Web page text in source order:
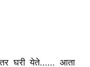
घरी येते...... आता